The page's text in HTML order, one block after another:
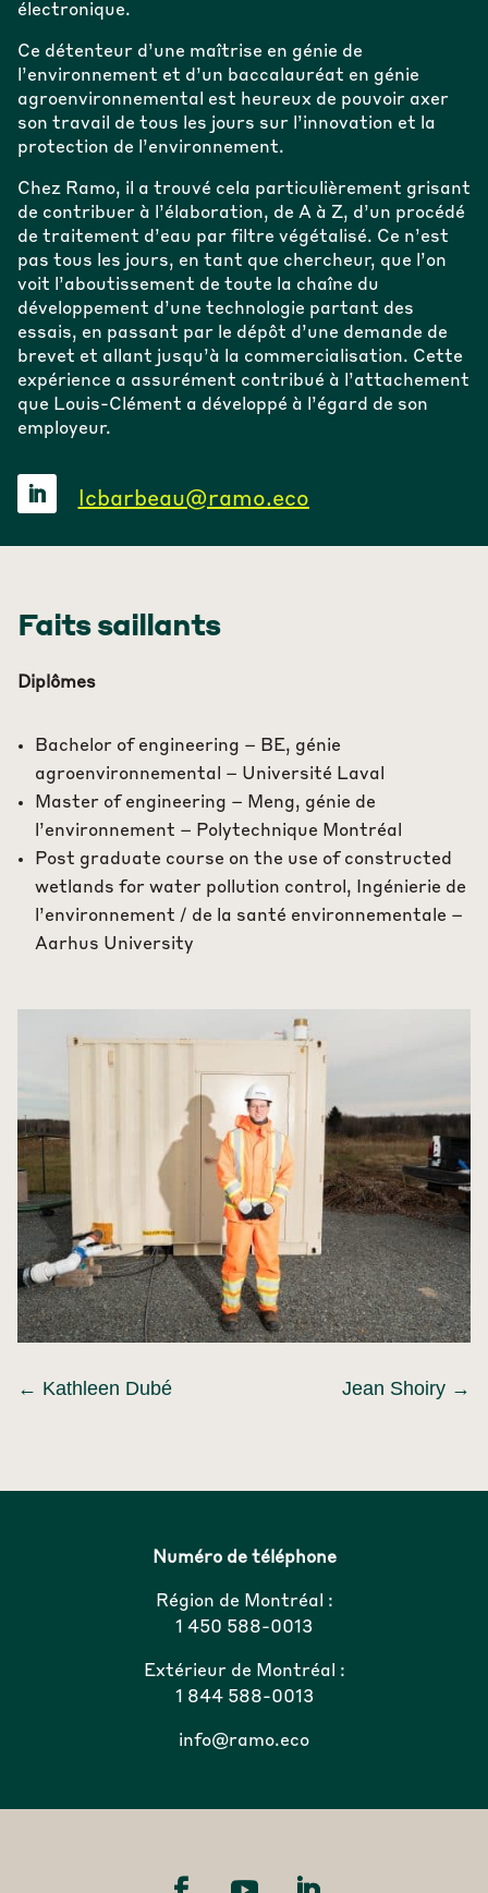
électronique.
Ce détenteur d’une maîtrise en génie de
l’environnement et d’un baccalauréat en génie
agroenvironnemental est heureux de pouvoir axer
son travail de tous les jours sur l’innovation et la
protection de l’environnement.
Chez Ramo, il a trouvé cela particulièrement grisant
de contribuer à l’élaboration, de A à Z, d’un procédé
de traitement d’eau par filtre végétalisé. Ce n’est
pas tous les jours, en tant que chercheur, que l’on
voit l’aboutissement de toute la chaîne du
développement d’une technologie partant des
essais, en passant par le dépôt d’une demande de
brevet et allant jusqu’à la commercialisation. Cette
expérience a assurément contribué à l’attachement
que Louis-Clément a développé à l’égard de son
employeur.
lcbarbeau@ramo.eco
Faits saillants
Diplômes
Bachelor of engineering – BE, génie
agroenvironnemental – Université Laval
Master of engineering – Meng, génie de
l’environnement – Polytechnique Montréal
Post graduate course on the use of constructed
wetlands for water pollution control, Ingénierie de
l’environnement / de la santé environnementale –
Aarhus University
← Kathleen Dubé Jean Shoiry →
Numéro de téléphone
Région de Montréal :
1 450 588-0013
Extérieur de Montréal :
1 844 588-0013
info@ramo.eco